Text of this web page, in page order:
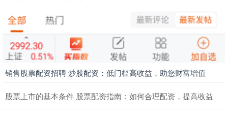
销售股票配资招聘 炒股配资：低门槛高收益，助您财富增值
股票上市的基本条件 股票配资指南：如何合理配资，提高收益